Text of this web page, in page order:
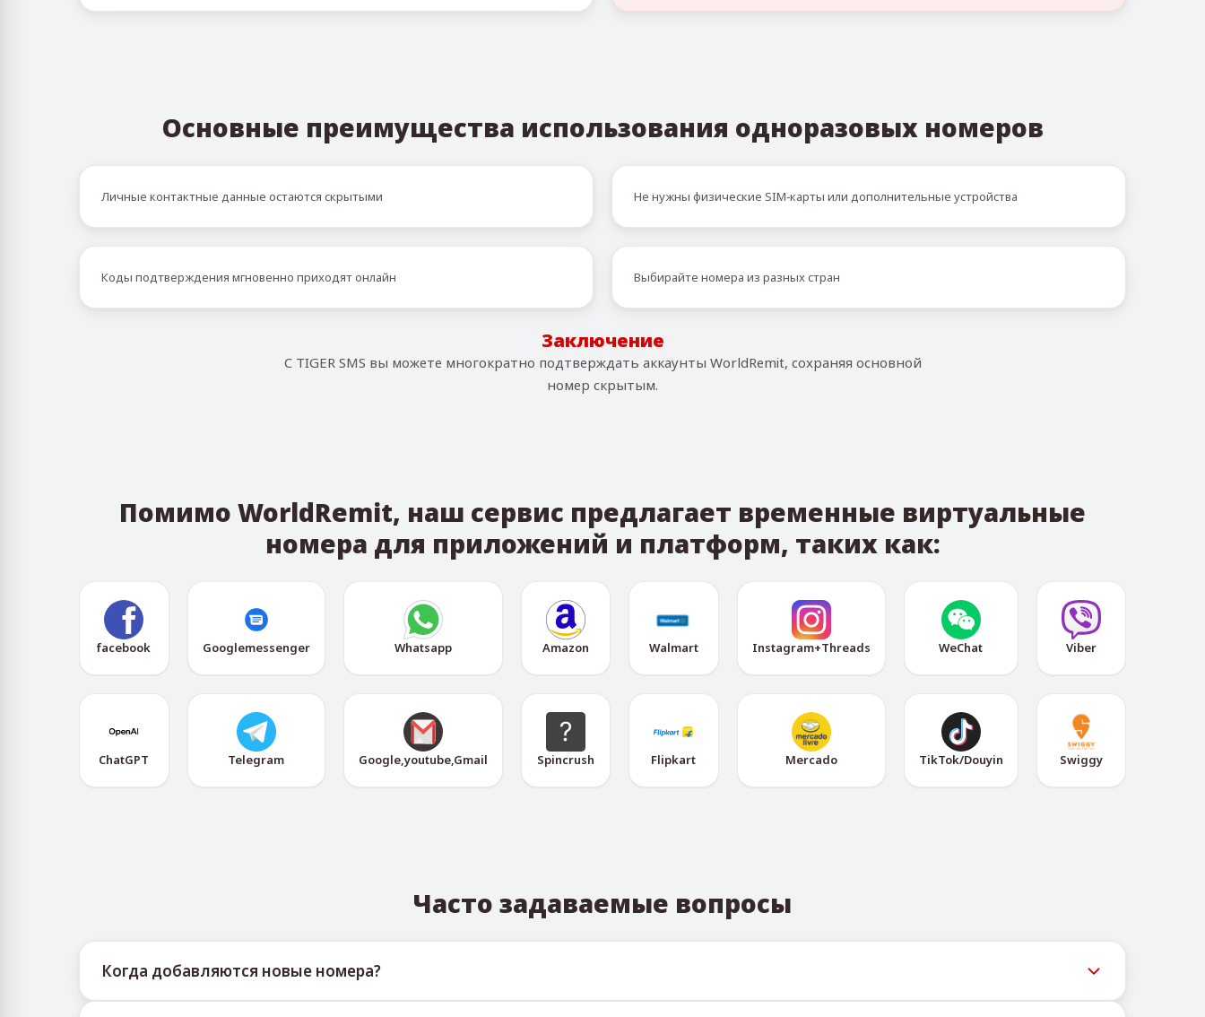
Основные преимущества использования одноразовых номеров
Личные контактные данные остаются скрытыми Не нужны физические SIM‑карты или дополнительные устройства
Коды подтверждения мгновенно приходят онлайн Выбирайте номера из разных стран
Заключение
С TIGER SMS вы можете многократно подтверждать аккаунты WorldRemit, сохраняя основной
номер скрытым.
Помимо WorldRemit, наш сервис предлагает временные виртуальные
номера для приложений и платформ, таких как:
facebook Googlemessenger Whatsapp Amazon Walmart Instagram+Threads WeChat Viber
ChatGPT Telegram Google,youtube,Gmail Spincrush Flipkart Mercado TikTok/Douyin Swiggy
Часто задаваемые вопросы
Когда добавляются новые номера?